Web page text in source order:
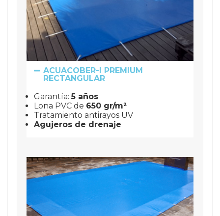
ACUACOBER-I PREMIUM
RECTANGULAR
Garantía: 5 años
Lona PVC de 650 gr/m²
Tratamiento antirayos UV
Agujeros de drenaje